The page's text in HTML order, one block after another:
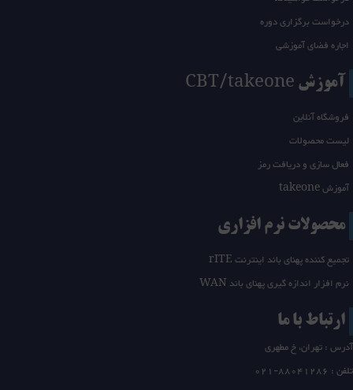
درخواست برگزاری دوره
اجاره فضای آموزشی
آموزش CBT/takeone
فروشگاه آنلاین
لیست محصولات
فعال سازی و دریافت رمز
آموزش takeone
محصولات نرم افزاری
تجمیع کننده پهنای باند اینترنت rITE
نرم افزار اندازه گیری پهنای باند WAN
ارتباط با ما
آدرس : تهران، خ مطهری
تلفن : 21-88041286
0